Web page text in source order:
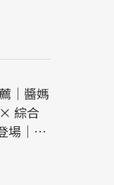
。
｜醬媽
綜合
場｜台